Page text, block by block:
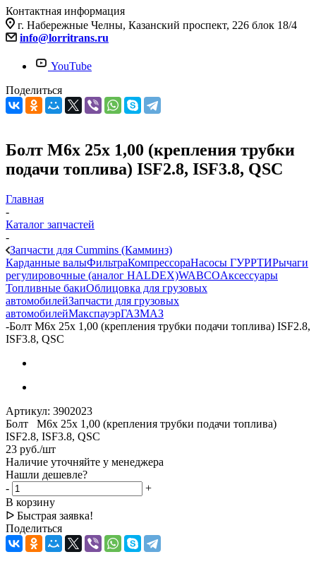
Контактная информация
г. Набережные Челны, Казанский проспект, 226 блок 18/4
info@lorritrans.ru
YouTube
Поделиться
Болт М6х 25х 1,00 (крепления трубки
подачи топлива) ISF2.8, ISF3.8, QSC
Главная
-
Каталог запчастей
-
Запчасти для Cummins (Камминз)
Карданные валыФильтраКомпрессораНасосы ГУРРТИРычаги
регулировочные (аналог HALDEX)WABCOАксессуары
Топливные бакиОблицовка для грузовых
автомобилейЗапчасти для грузовых
автомобилейМакспауэрГАЗМАЗ
-Болт М6х 25х 1,00 (крепления трубки подачи топлива) ISF2.8,
ISF3.8, QSC
Артикул: 3902023
Болт М6х 25х 1,00 (крепления трубки подачи топлива)
ISF2.8, ISF3.8, QSC
23 руб./шт
Наличие уточняйте у менеджера
Нашли дешевле?
-
+
В корзину
ᐅ Быстрая заявка!
Поделиться